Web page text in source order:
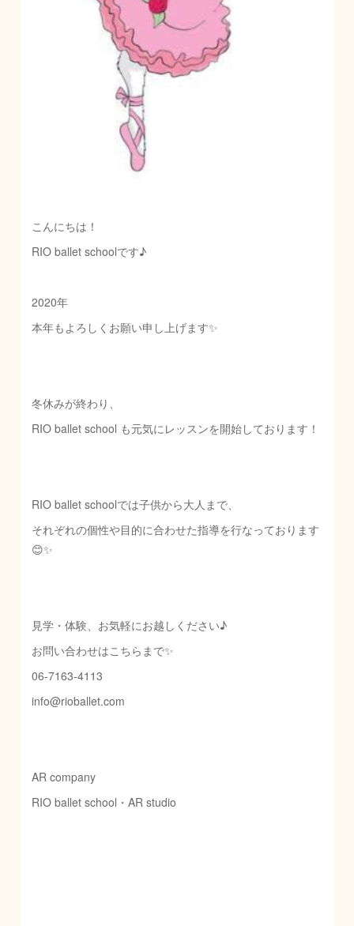
こんにちは！
RIO ballet schoolです♪
2020年
本年もよろしくお願い申し上げます✨
冬休みが終わり、
RIO ballet school も元気にレッスンを開始しております！
RIO ballet schoolでは子供から大人まで、
それぞれの個性や目的に合わせた指導を行なっております
😊✨
見学・体験、お気軽にお越しください♪
お問い合わせはこちらまで✨
06-7163-4113
info@rioballet.com
AR company
RIO ballet school・AR studio